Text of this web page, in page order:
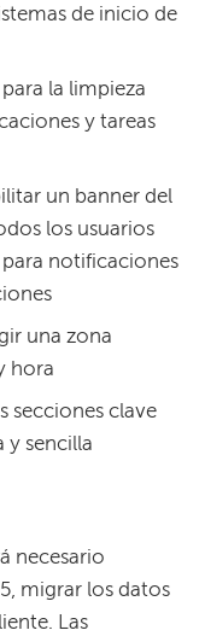
de inicio de
la limpieza
y tareas
un banner del
los usuarios
para notificaciones
una zona
hora
secciones clave
y sencilla
necesario
migrar los datos
Las